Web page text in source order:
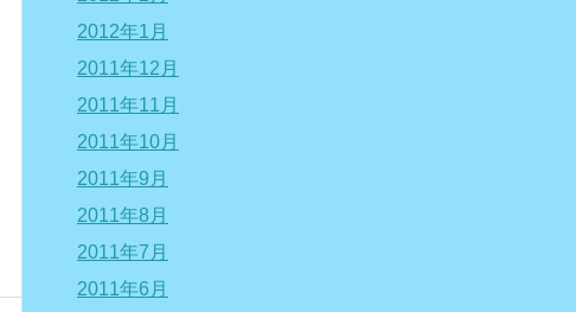
2012年1月
2011年12月
2011年11月
2011年10月
2011年9月
2011年8月
2011年7月
2011年6月